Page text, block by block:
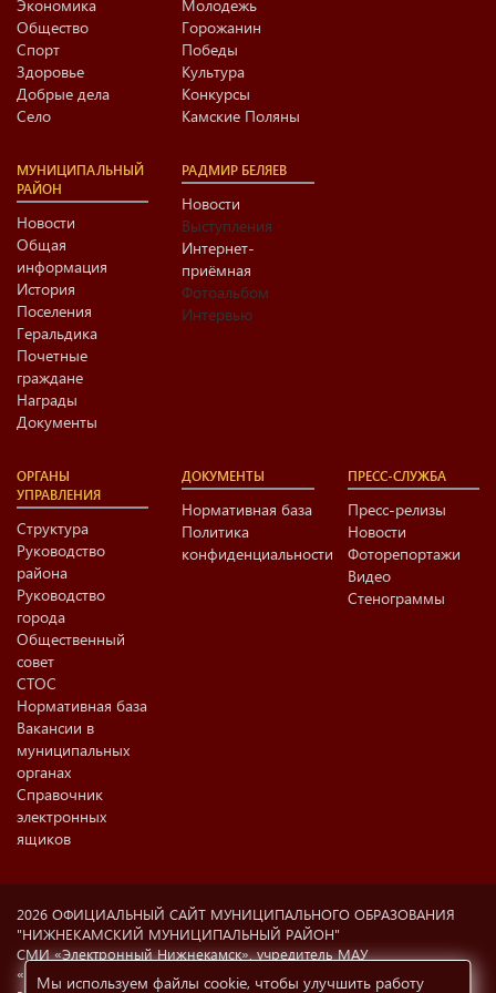
Экономика
Общество
Спорт
Здоровье
Добрые дела
Село
Молодежь
Горожанин
Победы
Культура
Конкурсы
Камские Поляны
МУНИЦИПАЛЬНЫЙ
РАЙОН
Новости
Общая
информация
История
Поселения
Геральдика
Почетные
граждане
Награды
Документы
РАДМИР БЕЛЯЕВ
Новости
Выступления
Интернет-
приёмная
Фотоальбом
Интервью
ОРГАНЫ
УПРАВЛЕНИЯ
Структура
Руководство
района
Руководство
города
Общественный
совет
СТОС
Нормативная база
Вакансии в
муниципальных
органах
Справочник
электронных
ящиков
ДОКУМЕНТЫ
Нормативная база
Политика
конфиденциальности
ПРЕСС-СЛУЖБА
Пресс-релизы
Новости
Фоторепортажи
Видео
Стенограммы
2026 ОФИЦИАЛЬНЫЙ САЙТ МУНИЦИПАЛЬНОГО ОБРАЗОВАНИЯ
"НИЖНЕКАМСКИЙ МУНИЦИПАЛЬНЫЙ РАЙОН"
СМИ «Электронный Нижнекамск», учредитель МАУ
«Информационный центр г. Нижнекамска» (423570 РФ, РТ,
Мы используем файлы cookie, чтобы улучшить работу